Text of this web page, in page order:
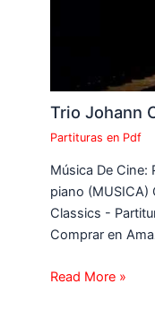
Trio Johann
Partituras en Pdf
Música De Cine:
piano (MUSICA)
Classics -
Comprar en
Read More »